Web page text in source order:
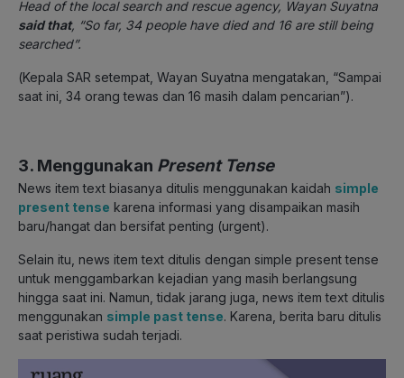
Head of the local search and rescue agency, Wayan Suyatna
said that, “So far, 34 people have died and 16 are still being
searched”.
(Kepala SAR setempat, Wayan Suyatna mengatakan, “Sampai
saat ini, 34 orang tewas dan 16 masih dalam pencarian”).
3. Menggunakan Present Tense
News item text biasanya ditulis menggunakan kaidah simple
present tense karena informasi yang disampaikan masih
baru/hangat dan bersifat penting (urgent).
Selain itu, news item text ditulis dengan simple present tense
untuk menggambarkan kejadian yang masih berlangsung
hingga saat ini. Namun, tidak jarang juga, news item text ditulis
menggunakan simple past tense. Karena, berita baru ditulis
saat peristiwa sudah terjadi.